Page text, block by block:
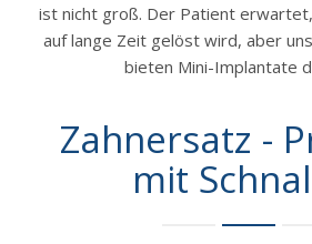
ist nicht groß. Der Patient
auf lange Zeit gelöst wird, aber
bieten Mini-Implantate
Zahnersatz -
mit